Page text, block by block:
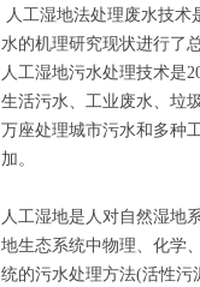
人工湿地法处理废水技
水的机理研究现状进行了
人工湿地污水处理技术是
生活污水、工业废水、垃
万座处理城市污水和多种
加。
人工湿地是人对自然湿地
地生态系统中物理、化学
统的污水处理方法(活性污